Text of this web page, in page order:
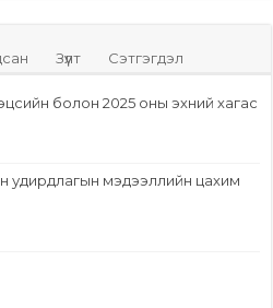
Зүүлт Сэтгэгдэл
болон 2025 оны эхний хагас
удирдлагын мэдээллийн цахим